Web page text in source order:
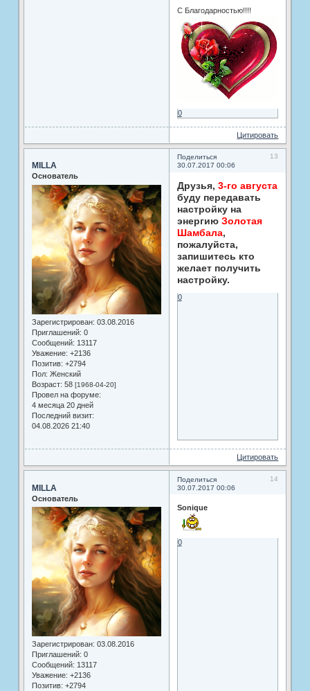
С Благодарностью!!!!
0
Цитировать
Поделиться
13
30.07.2017 00:06
MILLA
Основатель
Зарегистрирован: 03.08.2016
Приглашений: 0
Сообщений: 13117
Уважение: +2136
Позитив: +2794
Пол: Женский
Возраст: 58 [1968-04-20]
Провел на форуме:
4 месяца 20 дней
Последний визит:
04.08.2026 21:40
Друзья, 3-го августа
буду передавать
настройку на
энергию Золотая
Шамбала,
пожалуйста,
запишитесь кто
желает получить
настройку.
0
Цитировать
Поделиться
14
30.07.2017 00:06
MILLA
Основатель
Зарегистрирован: 03.08.2016
Приглашений: 0
Сообщений: 13117
Уважение: +2136
Позитив: +2794
Sonique
0